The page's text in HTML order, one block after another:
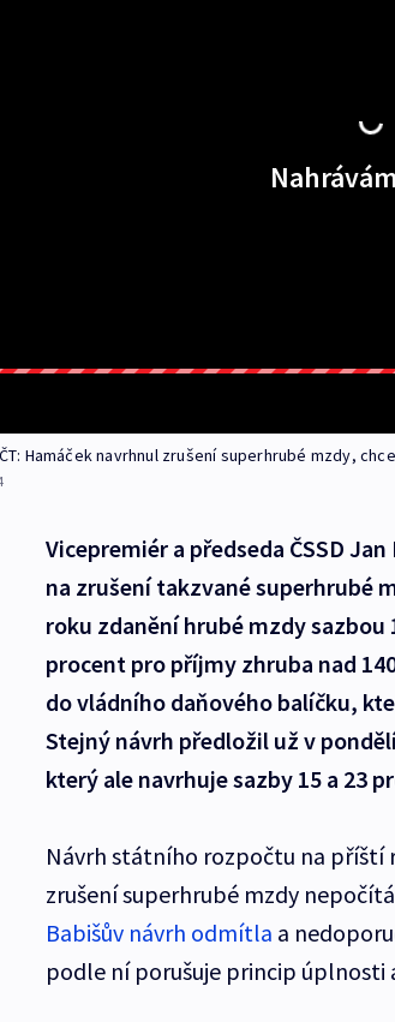
Hamáček navrhnul zrušení superhrubé mzdy,
Vicepremiér a předseda ČSSD
na zrušení takzvané superhrubé
roku zdanění hrubé mzdy
procent pro příjmy zhruba nad
do vládního daňového balíčku,
Stejný návrh předložil už v
který ale navrhuje sazby 15 a 23
Návrh státního rozpočtu na příští
zrušení superhrubé mzdy
Babišův návrh odmítla a
podle ní porušuje princip úplnosti